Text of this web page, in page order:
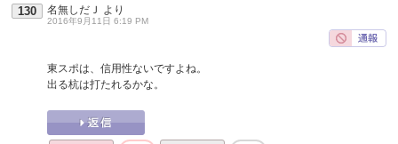
130 名無しだＪ より
2016年9月11日 6:19 PM
東スポは、信用性ないですよね。
出る杭は打たれるかな。